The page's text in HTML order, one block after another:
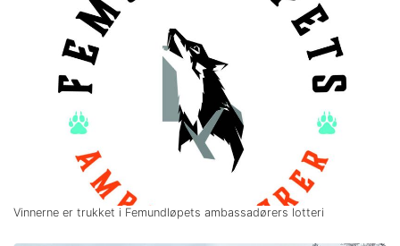
Vinnerne er trukket i Femundløpets ambassadørers lotteri